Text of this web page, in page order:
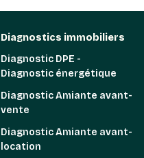
Diagnostics immobiliers
Diagnostic DPE -
Diagnostic énergétique
Diagnostic Amiante avant-
vente
Diagnostic Amiante avant-
location